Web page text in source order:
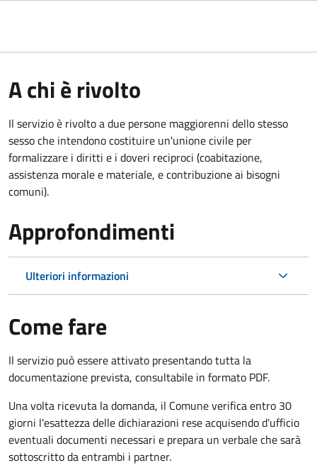
A chi è rivolto
Il servizio è rivolto a due persone maggiorenni dello stesso
sesso che intendono costituire un'unione civile per
formalizzare i diritti e i doveri reciproci (coabitazione,
assistenza morale e materiale, e contribuzione ai bisogni
comuni).
Approfondimenti
Ulteriori informazioni
Come fare
Il servizio può essere attivato presentando tutta la
documentazione prevista, consultabile in formato PDF.
Una volta ricevuta la domanda, il Comune verifica entro 30
giorni l'esattezza delle dichiarazioni rese acquisendo d'ufficio
eventuali documenti necessari e prepara un verbale che sarà
sottoscritto da entrambi i partner.